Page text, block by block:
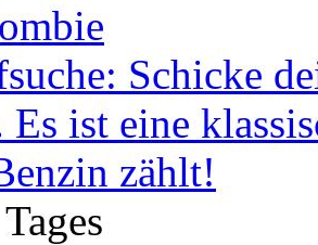
Schicke
Es ist eine
zählt!